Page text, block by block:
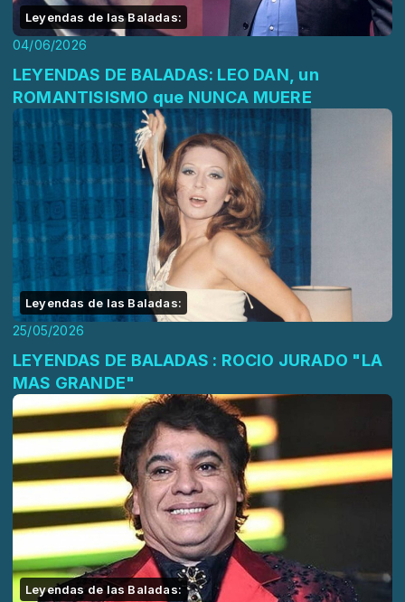
Leyendas de las Baladas:
04/06/2026
LEYENDAS DE BALADAS: LEO DAN, un
ROMANTISISMO que NUNCA MUERE
Leyendas de las Baladas:
25/05/2026
LEYENDAS DE BALADAS : ROCIO JURADO "LA
MAS GRANDE"
Leyendas de las Baladas: